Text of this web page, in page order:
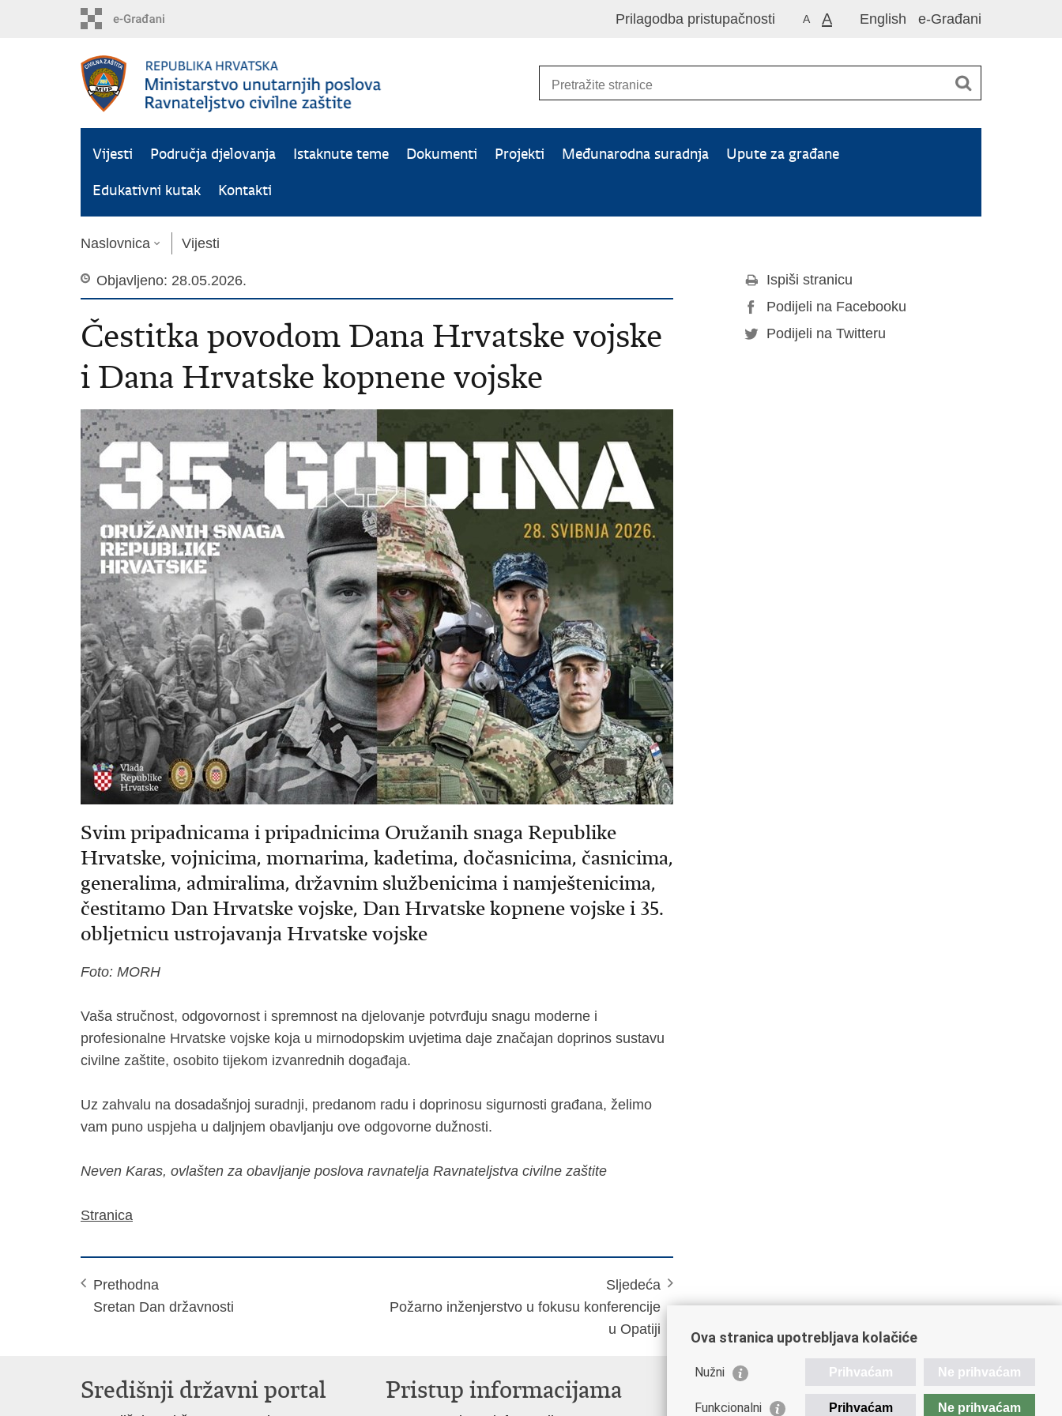
English e-Građani
A A
Prilagodba pristupačnosti
Vijesti Područja djelovanja Istaknute teme Dokumenti Projekti Međunarodna suradnja
Upute za građane
Edukativni kutak
Kontakti
Naslovnica Vijesti
Objavljeno: 28.05.2026.
Čestitka povodom Dana Hrvatske vojske
i Dana Hrvatske kopnene vojske
Svim pripadnicama i pripadnicima Oružanih snaga Republike
Hrvatske, vojnicima, mornarima, kadetima, dočasnicima, časnicima,
generalima, admiralima, državnim službenicima i namještenicima,
čestitamo Dan Hrvatske vojske, Dan Hrvatske kopnene vojske i 35.
obljetnicu ustrojavanja Hrvatske vojske
Foto: MORH
Vaša stručnost, odgovornost i spremnost na djelovanje potvrđuju snagu moderne i
profesionalne Hrvatske vojske koja u mirnodopskim uvjetima daje značajan doprinos sustavu
civilne zaštite, osobito tijekom izvanrednih događaja.
Uz zahvalu na dosadašnjoj suradnji, predanom radu i doprinosu sigurnosti građana, želimo
vam puno uspjeha u daljnjem obavljanju ove odgovorne dužnosti.
Neven Karas, ovlašten za obavljanje poslova ravnatelja Ravnateljstva civilne zaštite
Stranica
Prethodna
Sretan Dan državnosti
Sljedeća
Požarno inženjerstvo u fokusu konferencije
u Opatiji
Ispiši stranicu
Podijeli na Facebooku
Podijeli na Twitteru
Središnji državni portal Pristup informacijama Važne poveznice
Ova stranica upotrebljava kolačiće
Nužni Prihvaćam Ne prihvaćam
Funkcionalni Prihvaćam Ne prihvaćam